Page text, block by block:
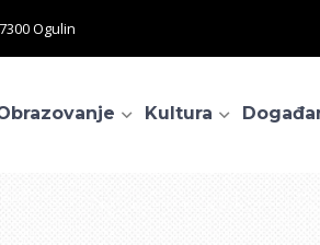
Ogulin
Kultura